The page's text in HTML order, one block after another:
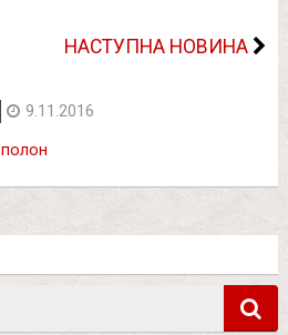
НАСТУПНА НОВИНА
9.11.2016
полон